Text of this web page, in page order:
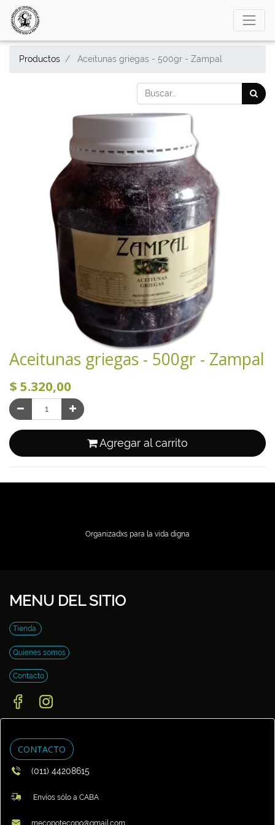
Productos Aceitunas griegas - 500gr - Zampal
Aceitunas griegas - 500gr - Zampal
$ 5.320,00
Agregar al carrito
Organizadxs para la vida digna
MENU DEL SITIO
Tienda
Quienes somos
Contacto
CONTACTO
(011) 44208615
Envíos sólo a CABA